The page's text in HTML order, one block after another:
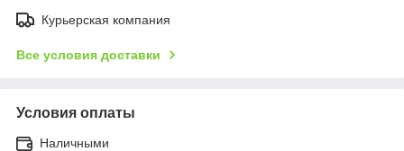
Курьерская компания
Все условия доставки
Условия оплаты
Наличными